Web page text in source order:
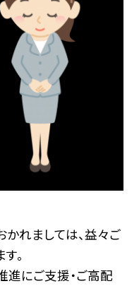
れましては、益々ご
。
にご支援・ご高配